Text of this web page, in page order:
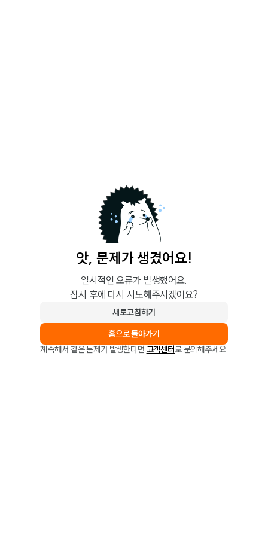
앗, 문제가 생겼어요!
일시적인 오류가 발생했어요.
잠시 후에 다시 시도해주시겠어요?
새로고침하기
홈으로 돌아가기
계속해서 같은 문제가 발생한다면 고객센터로 문의해주세요.